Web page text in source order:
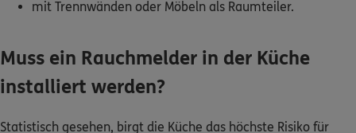
installiert werden?
einen Wohnungsbrand. Wer hat nicht schon einmal vergessen,